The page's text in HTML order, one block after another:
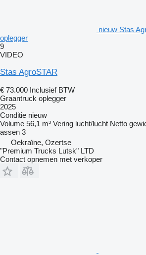
nieuw Stas
oplegger
9
VIDEO
Stas AgroSTAR
€ 73.000 Inclusief BTW
Graantruck oplegger
2025
Conditie nieuw
Volume 56,1 m³ Vering lucht/lucht Netto
assen 3
Oekraïne, Ozertse
"Premium Trucks Lutsk" LTD
Contact opnemen met verkoper